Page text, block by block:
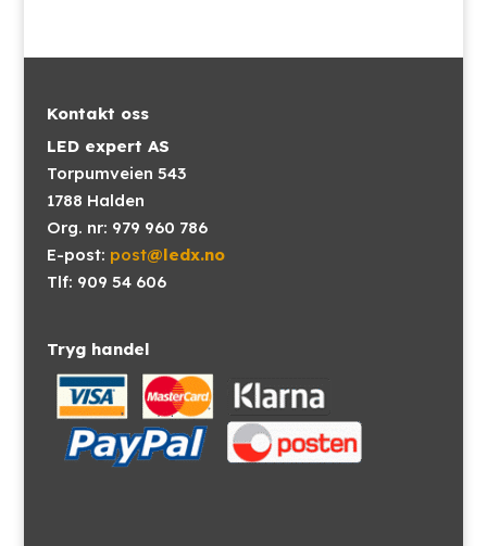
Kontakt oss
LED expert AS
Torpumveien 543
1788 Halden
Org. nr: 979 960 786
E-post: post@ledx.no
Tlf: 909 54 606
Tryg handel